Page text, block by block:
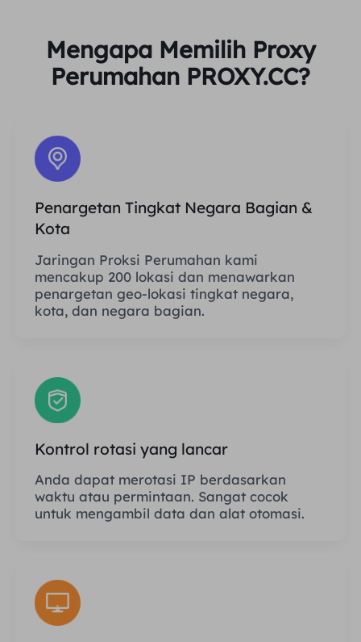
Mengapa Memilih Proxy
Perumahan PROXY.CC?
Penargetan Tingkat Negara Bagian &
Kota
Jaringan Proksi Perumahan kami
mencakup 200 lokasi dan menawarkan
penargetan geo-lokasi tingkat negara,
kota, dan negara bagian.
Kontrol rotasi yang lancar
Anda dapat merotasi IP berdasarkan
waktu atau permintaan. Sangat cocok
untuk mengambil data dan alat otomasi.